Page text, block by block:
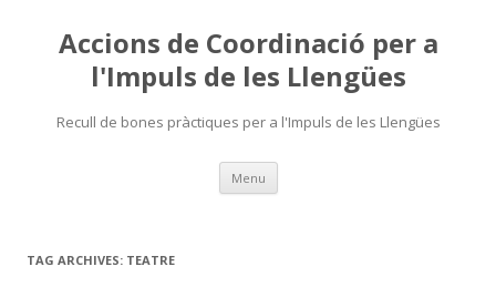
Accions de Coordinació per a
l'Impuls de les Llengües
Recull de bones pràctiques per a l'Impuls de les Llengües
Menu Skip
content
TAG ARCHIVES: TEATRE